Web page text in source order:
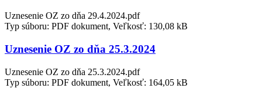
Uznesenie OZ zo dňa 29.4.2024.pdf
Typ súboru: PDF dokument, Veľkosť: 130,08 kB
Uznesenie OZ zo dňa 25.3.2024
Uznesenie OZ zo dňa 25.3.2024.pdf
Typ súboru: PDF dokument, Veľkosť: 164,05 kB